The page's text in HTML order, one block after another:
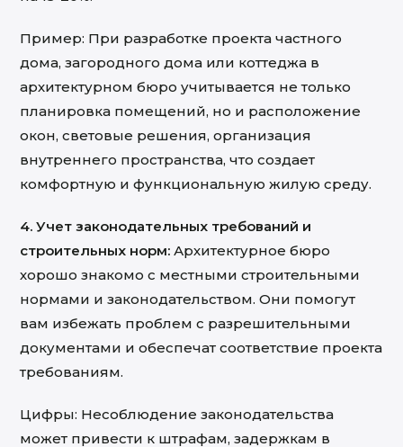
Пример: При разработке проекта частного
дома, загородного дома или коттеджа в
архитектурном бюро учитывается не только
планировка помещений, но и расположение
окон, световые решения, организация
внутреннего пространства, что создает
комфортную и функциональную жилую среду.
4. Учет законодательных требований и
строительных норм: Архитектурное бюро
хорошо знакомо с местными строительными
нормами и законодательством. Они помогут
вам избежать проблем с разрешительными
документами и обеспечат соответствие проекта
требованиям.
Цифры: Несоблюдение законодательства
может привести к штрафам, задержкам в